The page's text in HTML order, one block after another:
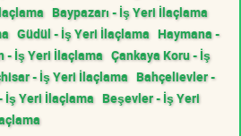
Baypazarı - İş Yeri İlaçlama
Güdül - İş Yeri İlaçlama Haymana -
- İş Yeri İlaçlama Çankaya Koru - İş
- İş Yeri İlaçlama Bahçelievler -
İş Yeri İlaçlama Beşevler - İş Yeri